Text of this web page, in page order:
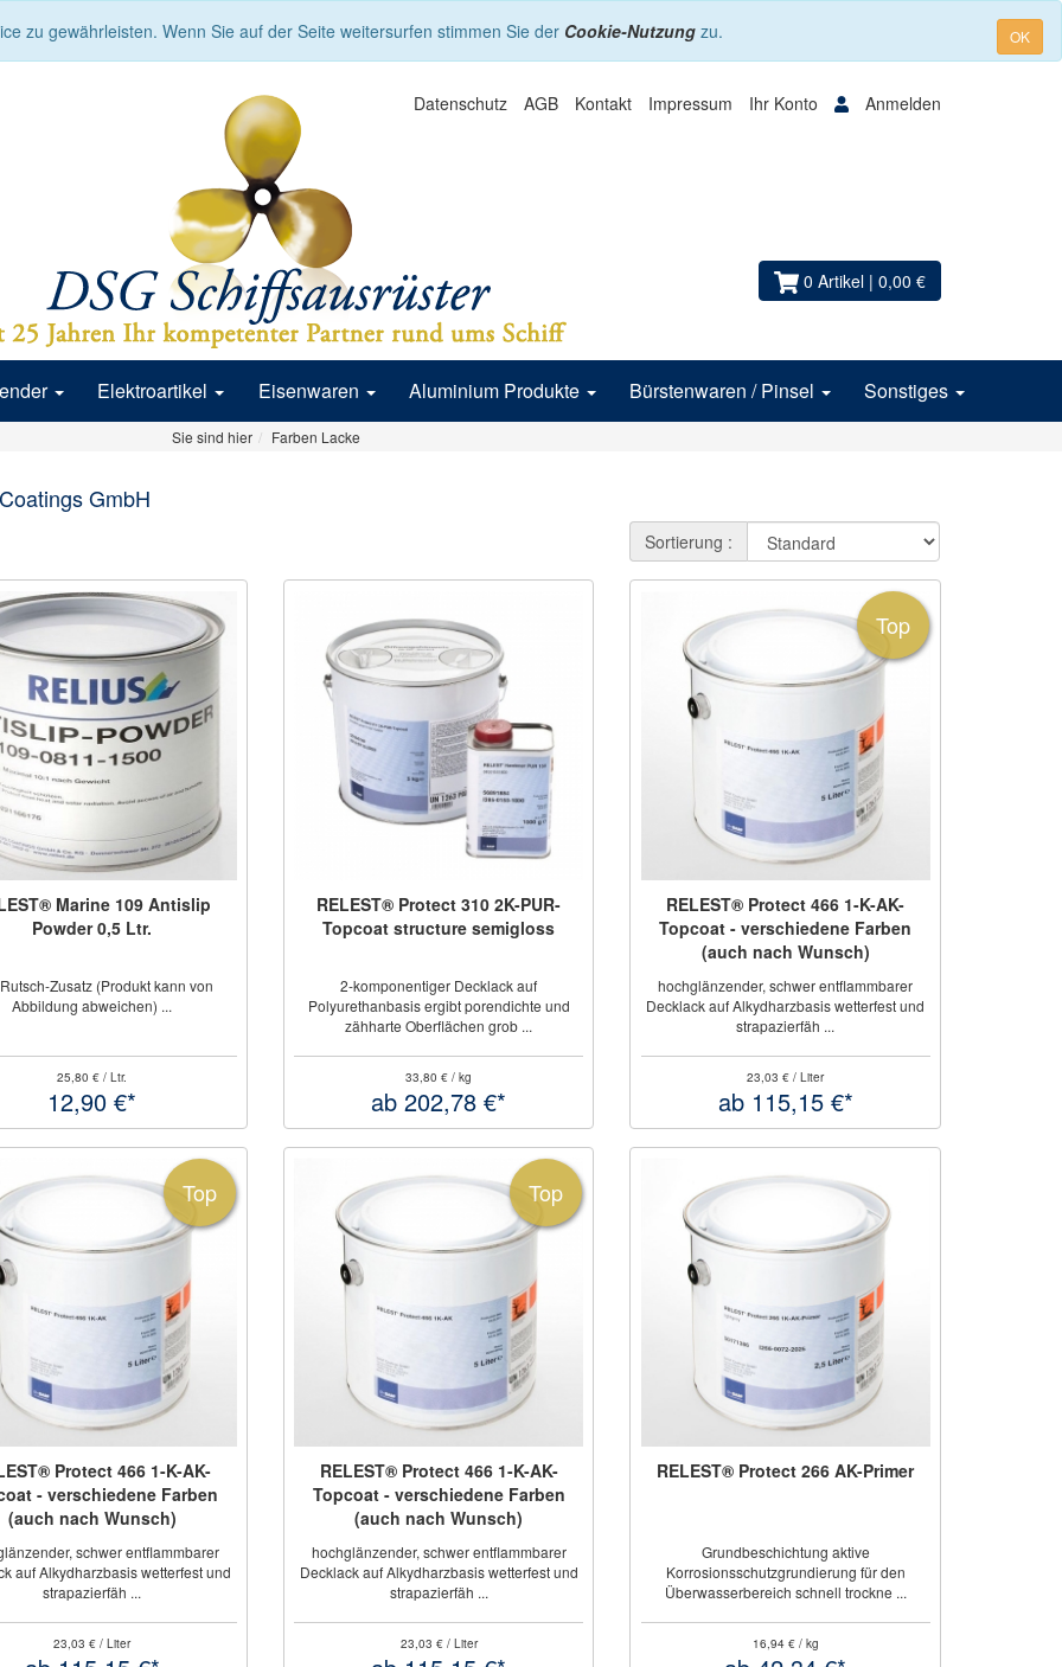
zu gewährleisten. Wenn Sie auf der Seite weitersurfen stimmen Sie der Cookie-Nutzung zu. OK
Datenschutz AGB Kontakt Impressum Ihr Konto Anmelden
0 Artikel | 0,00 €
Elektroartikel Eisenwaren Aluminium Produkte Bürstenwaren / Pinsel Sonstiges
Sie sind hier Farben Lacke
GmbH
Sortierung :
Marine 109 Antislip
Powder 0,5 Ltr.
Zusatz (Produkt kann von
Abbildung abweichen) ...
25,80 € / Ltr.
12,90 €*
RELEST® Protect 310 2K-PUR-
Topcoat structure semigloss
2-komponentiger Decklack auf
Polyurethanbasis ergibt porendichte und
zähharte Oberflächen grob ...
33,80 € / kg
ab 202,78 €*
Top
RELEST® Protect 466 1-K-AK-
Topcoat - verschiedene Farben
(auch nach Wunsch)
hochglänzender, schwer entflammbarer
Decklack auf Alkydharzbasis wetterfest und
strapazierfäh ...
23,03 € / Liter
ab 115,15 €*
Top
Protect 466 1-K-AK-
- verschiedene Farben
(auch nach Wunsch)
schwer entflammbarer
auf Alkydharzbasis wetterfest und
strapazierfäh ...
23,03 € / Liter
Top
RELEST® Protect 466 1-K-AK-
Topcoat - verschiedene Farben
(auch nach Wunsch)
hochglänzender, schwer entflammbarer
Decklack auf Alkydharzbasis wetterfest und
strapazierfäh ...
23,03 € / Liter
RELEST® Protect 266 AK-Primer
Grundbeschichtung aktive
Korrosionsschutzgrundierung für den
Überwasserbereich schnell trockne ...
16,94 € / kg